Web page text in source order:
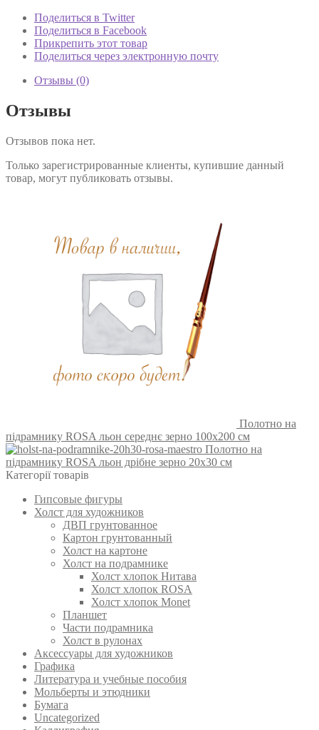
Поделиться в Twitter
Поделиться в Facebook
Прикрепить этот товар
Поделиться через электронную почту
Отзывы (0)
Отзывы
Отзывов пока нет.
Только зарегистрированные клиенты, купившие данный
товар, могут публиковать отзывы.
Полотно на
підрамнику ROSA льон середнє зерно 100х200 см
Полотно на
підрамнику ROSA льон дрібне зерно 20х30 см
Категорії товарів
Гипсовые фигуры
Холст для художников
ДВП грунтованное
Картон грунтованный
Холст на картоне
Холст на подрамнике
Холст хлопок Нитава
Холст хлопок ROSA
Холст хлопок Monet
Планшет
Части подрамника
Холст в рулонах
Аксессуары для художников
Графика
Литература и учебные пособия
Мольберты и этюдники
Бумага
Uncategorized